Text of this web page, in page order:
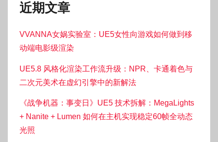
近期文章
VVANNA女娲实验室：UE5女性向游戏如何做到移
动端电影级渲染
UE5.8 风格化渲染工作流升级：NPR、卡通着色与
二次元美术在虚幻引擎中的新解法
《战争机器：事变日》UE5 技术拆解：MegaLights
+ Nanite + Lumen 如何在主机实现稳定60帧全动态
光照